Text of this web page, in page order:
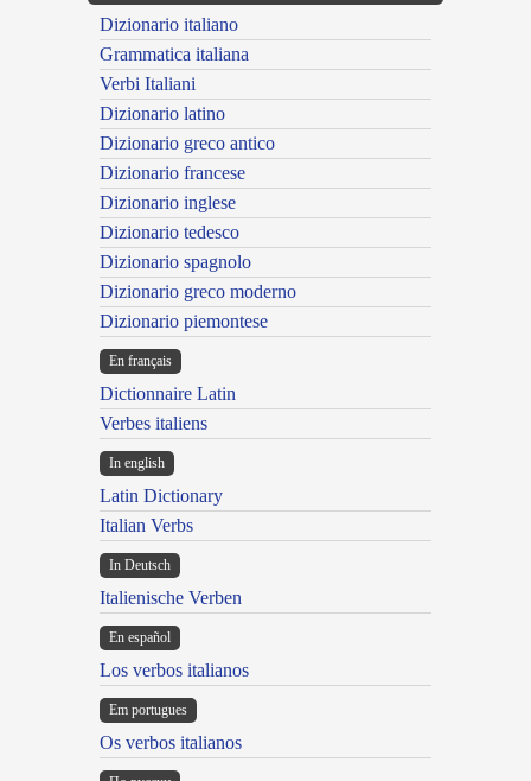
Dizionario italiano
Grammatica italiana
Verbi Italiani
Dizionario latino
Dizionario greco antico
Dizionario francese
Dizionario inglese
Dizionario tedesco
Dizionario spagnolo
Dizionario greco moderno
Dizionario piemontese
En français
Dictionnaire Latin
Verbes italiens
In english
Latin Dictionary
Italian Verbs
In Deutsch
Italienische Verben
En español
Los verbos italianos
Em portugues
Os verbos italianos